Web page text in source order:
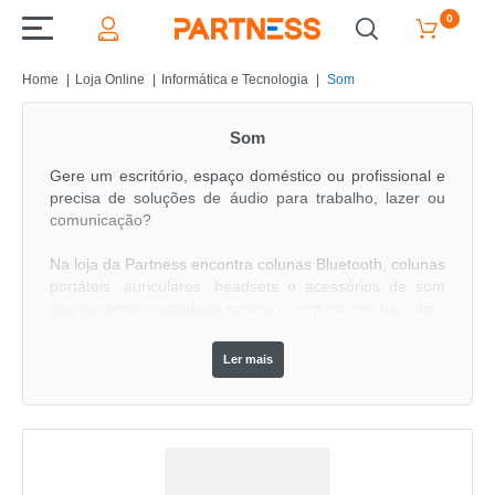
0
Home Loja Online Informática e Tecnologia Som
Som
Gere um escritório, espaço doméstico ou profissional e
precisa de soluções de áudio para trabalho, lazer ou
comunicação?
Na loja da Partness encontra colunas Bluetooth, colunas
portáteis, auriculares, headsets e acessórios de som
Estes produtos permitem ouvir música, participar em
videochamadas e melhorar a comunicação, tanto no
Ler mais